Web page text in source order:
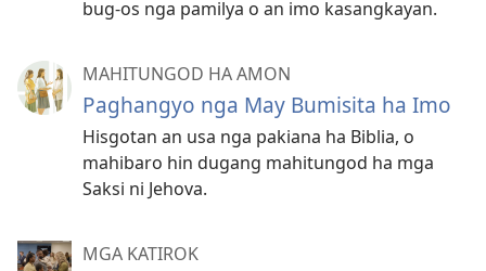
bug-os nga pamilya o an imo kasangkayan.
MAHITUNGOD HA AMON
Paghangyo nga May Bumisita ha Imo
Hisgotan an usa nga pakiana ha Biblia, o
mahibaro hin dugang mahitungod ha mga
Saksi ni Jehova.
MGA KATIROK